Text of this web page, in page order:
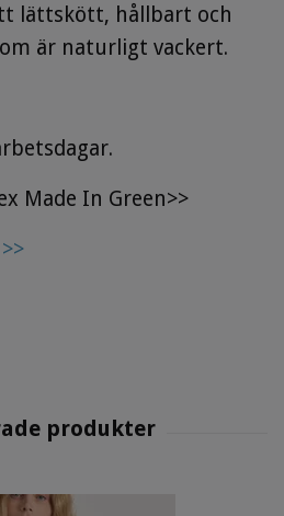
lättskött, hållbart och
är naturligt vackert.
Made In Green>>
>>